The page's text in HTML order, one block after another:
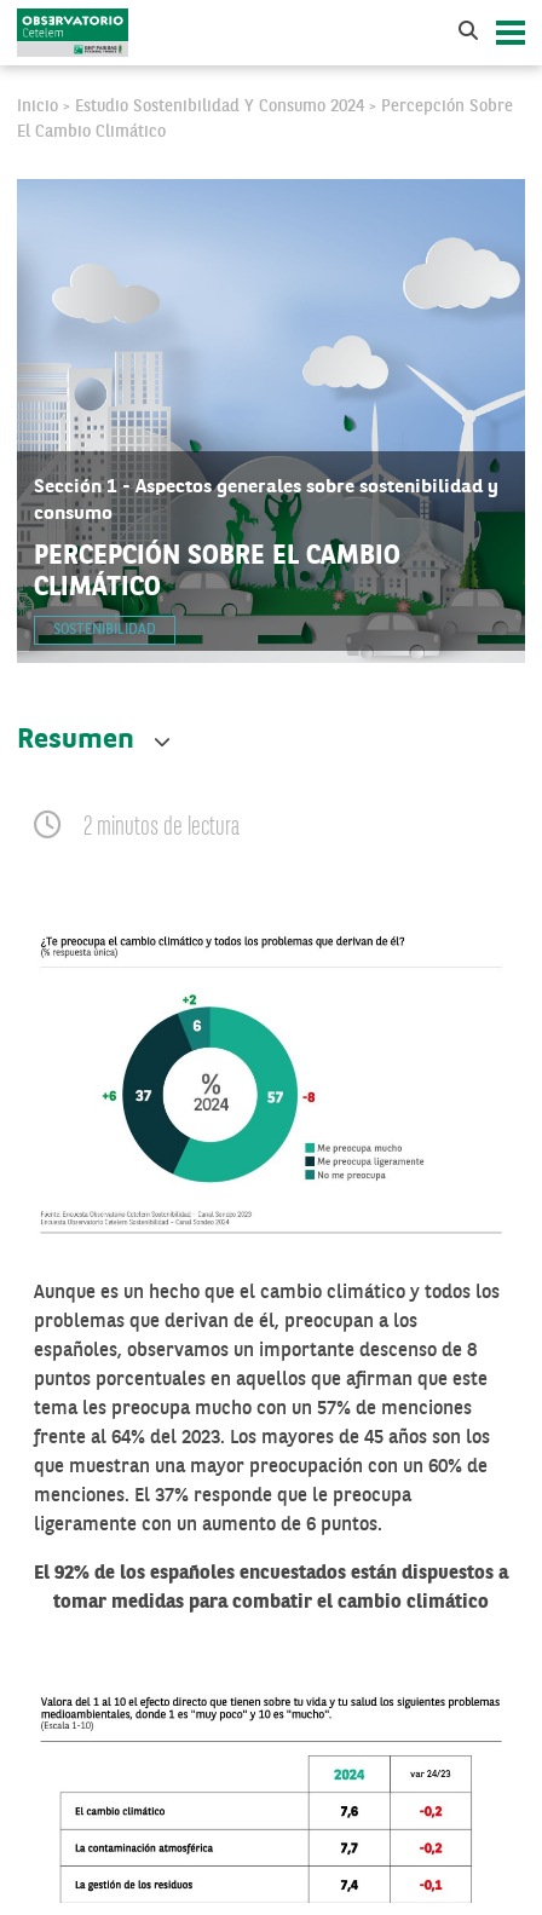
Inicio > Estudio Sostenibilidad Y Consumo 2024 >
Percepción Sobre
El Cambio Climático
Sección 1 - Aspectos generales sobre sostenibilidad y
consumo
PERCEPCIÓN SOBRE EL CAMBIO
CLIMÁTICO
SOSTENIBILIDAD
2 minutos de lectura
Aunque es un hecho que el cambio climático y todos los
problemas que derivan de él, preocupan a los
españoles, observamos un importante descenso de 8
puntos porcentuales en aquellos que afirman que este
tema les preocupa mucho con un 57% de menciones
frente al 64% del 2023. Los mayores de 45 años son los
que muestran una mayor preocupación con un 60% de
menciones. El 37% responde que le preocupa
ligeramente con un aumento de 6 puntos.
El 92% de los españoles encuestados están dispuestos a
tomar medidas para combatir el cambio climático
Resumen